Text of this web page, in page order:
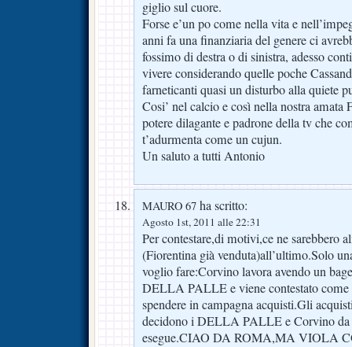
giglio sul cuore.
Forse e’un po come nella vita e
anni fa una finanziaria del genere ci
fossimo di destra o di sinistra, adesso
vivere considerando quelle poche
farneticanti quasi un disturbo alla quiete
Cosi’ nel calcio e così nella nostra amata
potere dilagante e padrone della tv che
t’adurmenta come un cujun.
Un saluto a tutti Antonio
MAURO 67 ha scritto:
Agosto 1st, 2011 alle 22:31
Per contestare,di motivi,ce ne sarebbero
(Fiorentina già venduta)all’ultimo.Solo
voglio fare:Corvino lavora avendo un
DELLA PALLE e viene contestato come
spendere in campagna acquisti.Gli
decidono i DELLA PALLE e Corvino da
esegue.CIAO DA ROMA,MA VIOLA